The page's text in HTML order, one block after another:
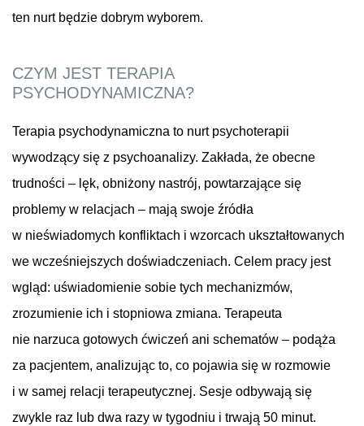
ten nurt będzie dobrym wyborem.
CZYM JEST TERAPIA
PSYCHODYNAMICZNA?
Terapia psychodynamiczna to nurt psychoterapii
wywodzący się z psychoanalizy. Zakłada, że obecne
trudności – lęk, obniżony nastrój, powtarzające się
problemy w relacjach – mają swoje źródła
w nieświadomych konfliktach i wzorcach ukształtowanych
we wcześniejszych doświadczeniach. Celem pracy jest
wgląd: uświadomienie sobie tych mechanizmów,
zrozumienie ich i stopniowa zmiana. Terapeuta
nie narzuca gotowych ćwiczeń ani schematów – podąża
za pacjentem, analizując to, co pojawia się w rozmowie
i w samej relacji terapeutycznej. Sesje odbywają się
zwykle raz lub dwa razy w tygodniu i trwają 50 minut.